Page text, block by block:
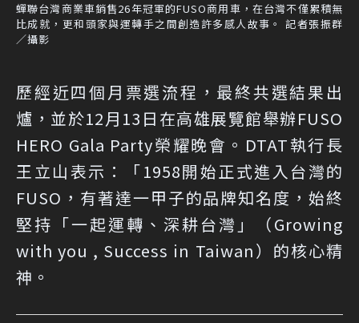
蟬聯台灣商業車銷售26年冠軍的FUSO商用車，在台灣不僅累積無
比成就，更和頭家與運轉手之間創造許多感人故事。 記者張振群
／攝影
歷經近四個月票選流程，最終共選結果出
爐，並於12月13日在高雄展覽館舉辦FUSO
HERO Gala Party榮耀晚會。DTAT執行長
王立山表示：「1958開始正式進入台灣的
FUSO，有著達一甲子的品牌知名度，始終
堅持「一起運轉、深耕台灣」（Growing
with you , Success in Taiwan）的核心精
神。